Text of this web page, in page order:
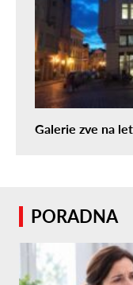
Galerie zve na
PORADNA